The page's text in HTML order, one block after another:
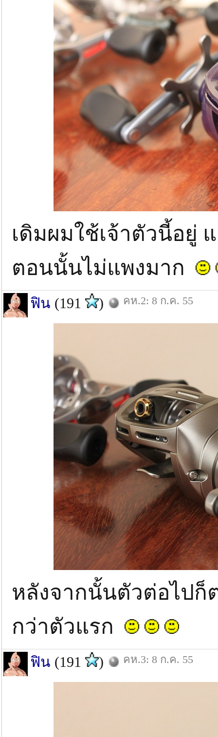
เดิมผมใช้เจ้าตัวนี้อยู่
ตอนนั้นไม่แพงมาก
ฟิน (191 ) คห.2: 8 ก.ค. 55
หลังจากนั้นตัวต่อไปก็
กว่าตัวแรก
ฟิน (191 ) คห.3: 8 ก.ค. 55